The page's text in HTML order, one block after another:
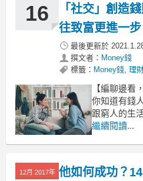
利無情捅過幾
16
「社交」創造
往致富更進一步
最後更新於
撰文者： Money錢
標籤： Money錢, 理
【編聊邊看
你知道有錢
跟窮人的生
人會越來越
著做，你離
近。
繼續閱讀...
12月 2017年 他如何成功？